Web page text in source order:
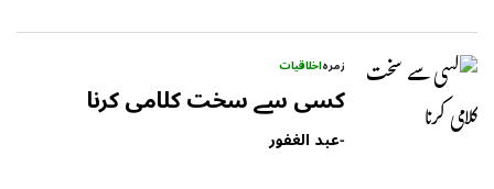
زمرہاخلاقیات
کسی سے سخت کلامی کرنا
-عبد الغفور